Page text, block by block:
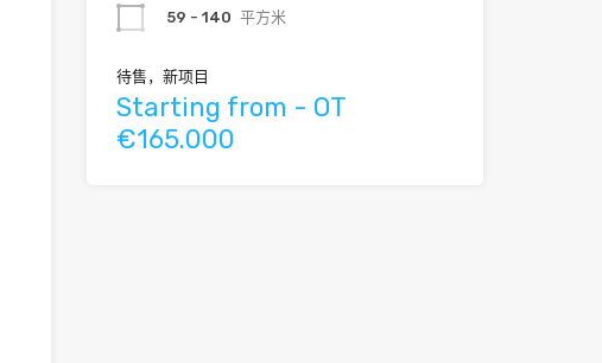
59 - 140 平方米
待售，新项目
Starting from - OT
€165.000